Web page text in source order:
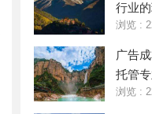
行业
浏览 :
广告
托管
浏览 :